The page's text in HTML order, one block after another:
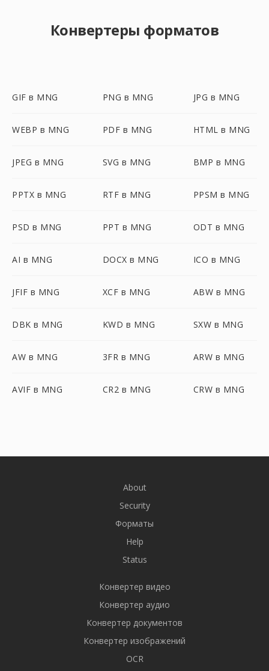
Конвертеры форматов
GIF в MNG PNG в MNG JPG в MNG
WEBP в MNG PDF в MNG HTML в MNG
JPEG в MNG SVG в MNG BMP в MNG
PPTX в MNG RTF в MNG PPSM в MNG
PSD в MNG PPT в MNG ODT в MNG
AI в MNG DOCX в MNG ICO в MNG
JFIF в MNG XCF в MNG ABW в MNG
DBK в MNG KWD в MNG SXW в MNG
AW в MNG 3FR в MNG ARW в MNG
AVIF в MNG CR2 в MNG CRW в MNG
About
Security
Форматы
Help
Status
Конвертер видео
Конвертер аудио
Конвертер документов
Конвертер изображений
OCR